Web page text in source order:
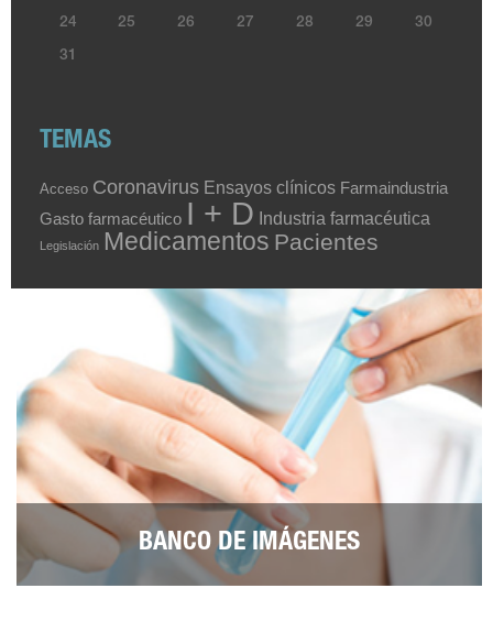
24 25 26 27 28 29 30
31
TEMAS
Acceso Coronavirus Ensayos clínicos Farmaindustria
Gasto farmacéutico I + D Industria farmacéutica
Legislación Medicamentos Pacientes
BANCO DE IMÁGENES